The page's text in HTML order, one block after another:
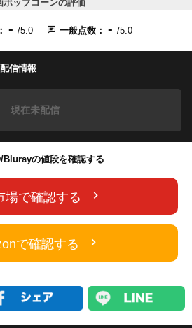
ポップコーンの評価
- /5.0 一般点数： - /5.0
信情報
現在未配信
Blurayの値段を確認する
場で確認する
で確認する